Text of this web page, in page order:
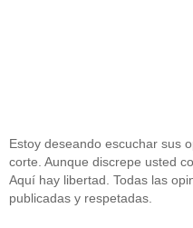
Estoy deseando escuchar sus
corte. Aunque discrepe usted
Aquí hay libertad. Todas las
publicadas y respetadas.